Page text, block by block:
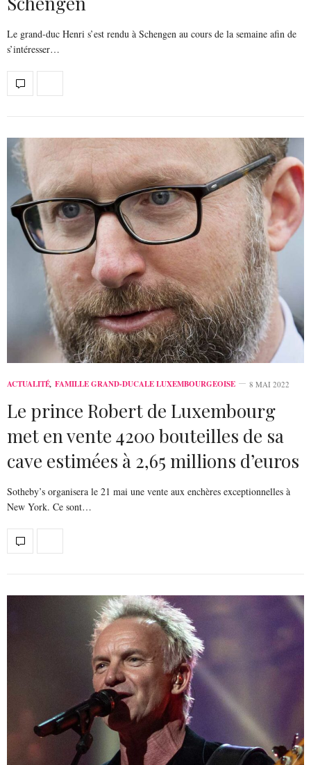
Le grand-duc Henri s’est rendu à Schengen au cours de la semaine afin de
s’intéresser…
ACTUALITÉ, FAMILLE GRAND-DUCALE LUXEMBOURGEOISE 8 MAI 2022
Le prince Robert de Luxembourg
met en vente 4200 bouteilles de sa
cave estimées à 2,65 millions d’euros
Sotheby’s organisera le 21 mai une vente aux enchères exceptionnelles à
New York. Ce sont…